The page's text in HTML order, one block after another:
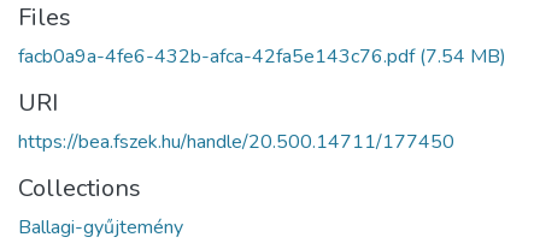
Files
facb0a9a-4fe6-432b-afca-42fa5e143c76.pdf(7.54 MB)
URI
https://bea.fszek.hu/handle/20.500.14711/177450
Collections
Ballagi-gyűjtemény